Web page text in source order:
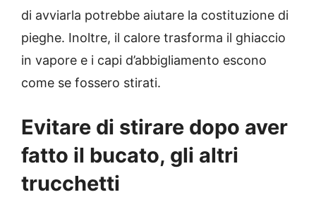
di avviarla potrebbe aiutare la costituzione di
pieghe. Inoltre, il calore trasforma il ghiaccio
in vapore e i capi d’abbigliamento escono
come se fossero stirati.
Evitare di stirare dopo aver
fatto il bucato, gli altri
trucchetti